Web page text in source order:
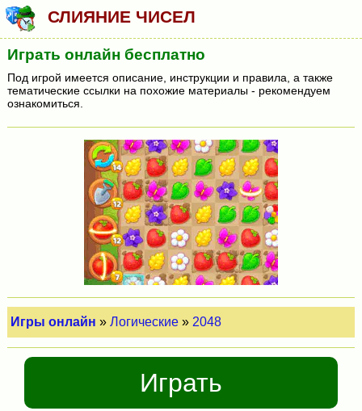
СЛИЯНИЕ ЧИСЕЛ
Играть онлайн бесплатно
Под игрой имеется описание, инструкции и правила, а также
тематические ссылки на похожие материалы - рекомендуем
ознакомиться.
Игры онлайн »Логические » 2048
Играть